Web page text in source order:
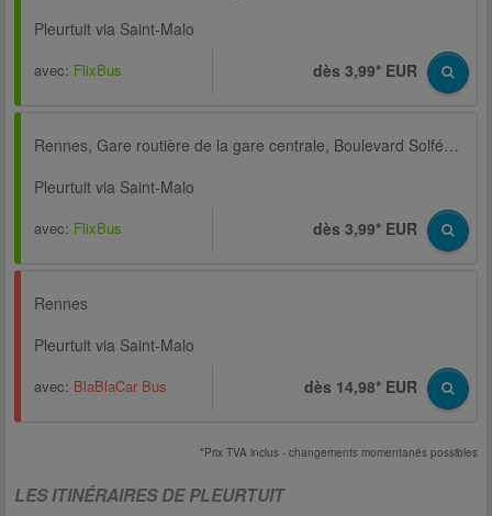
Pleurtuit via Saint-Malo
avec: FlixBus dès 3,99* EUR
Rennes, Gare routière de la gare centrale, Boulevard Solférino
Pleurtuit via Saint-Malo
avec: FlixBus dès 3,99* EUR
Rennes
Pleurtuit via Saint-Malo
avec: BlaBlaCar Bus dès 14,98* EUR
*Prix TVA inclus - changements momentanés possibles
LES ITINÉRAIRES DE PLEURTUIT